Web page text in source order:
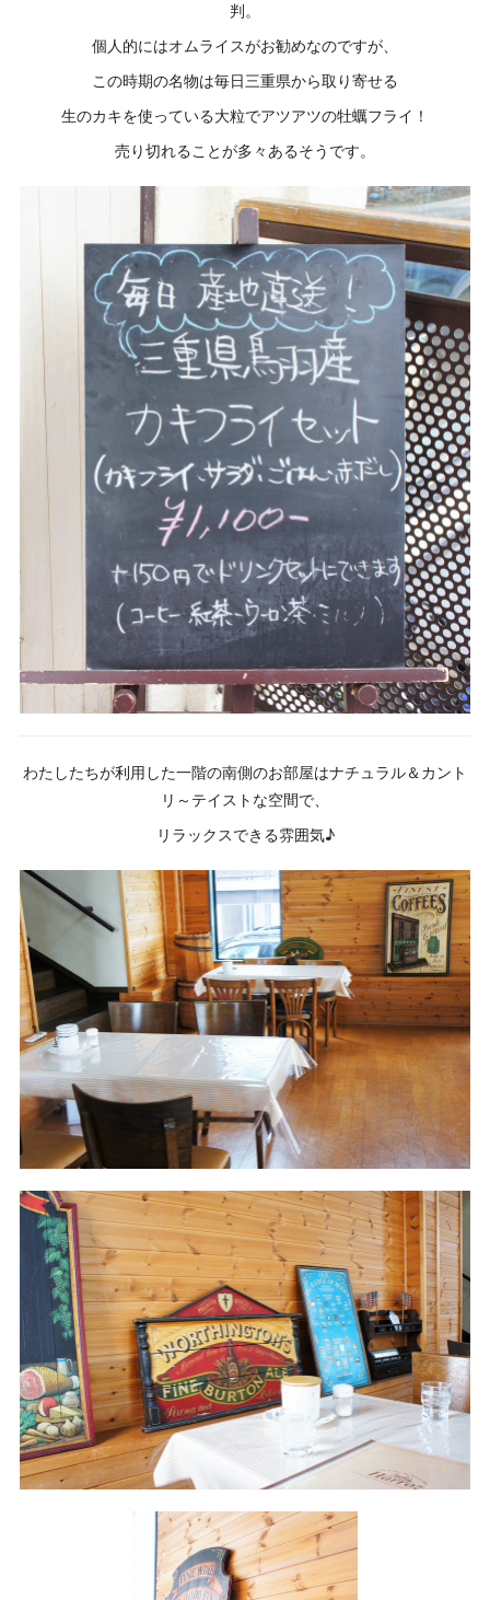
判。
個人的にはオムライスがお勧めなのですが、
この時期の名物は毎日三重県から取り寄せる
生のカキを使っている大粒でアツアツの牡蠣フライ！
売り切れることが多々あるそうです。
わたしたちが利用した一階の南側のお部屋はナチュラル＆カント
リ～テイストな空間で、
リラックスできる雰囲気♪